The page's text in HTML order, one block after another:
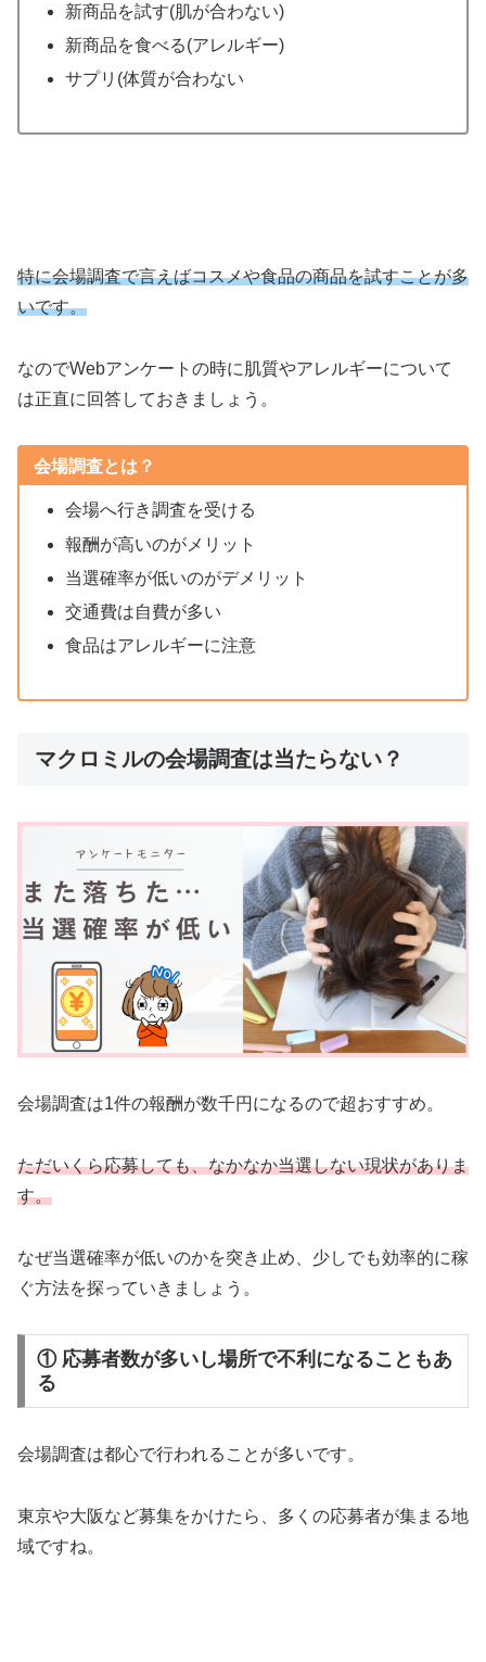
新商品を試す(肌が合わない)
新商品を食べる(アレルギー)
サプリ(体質が合わない
特に会場調査で言えばコスメや食品の商品を試すことが多
いです。
なのでWebアンケートの時に肌質やアレルギーについて
は正直に回答しておきましょう。
会場調査とは？
会場へ行き調査を受ける
報酬が高いのがメリット
当選確率が低いのがデメリット
交通費は自費が多い
食品はアレルギーに注意
マクロミルの会場調査は当たらない？
会場調査は1件の報酬が数千円になるので超おすすめ。
ただいくら応募しても、なかなか当選しない現状がありま
す。
なぜ当選確率が低いのかを突き止め、少しでも効率的に稼
ぐ方法を探っていきましょう。
① 応募者数が多いし場所で不利になることもあ
る
会場調査は都心で行われることが多いです。
東京や大阪など募集をかけたら、多くの応募者が集まる地
域ですね。